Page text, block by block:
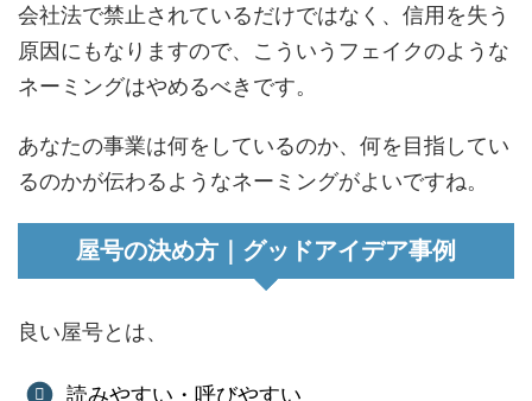
会社法で禁止されているだけではなく、信用を失う
原因にもなりますので、こういうフェイクのような
ネーミングはやめるべきです。
あなたの事業は何をしているのか、何を目指してい
るのかが伝わるようなネーミングがよいですね。
屋号の決め方｜グッドアイデア事例
良い屋号とは、
読みやすい・呼びやすい